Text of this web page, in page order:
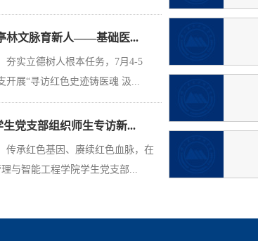
林文脉育新人——基础医...
夯实立德树人根本任务，7月4-5
开展“寻访红色史迹铸医魂 汲...
党支部组织师生专访新...
传承红色基因、赓续红色血脉，在
与智能工程学院学生党支部...